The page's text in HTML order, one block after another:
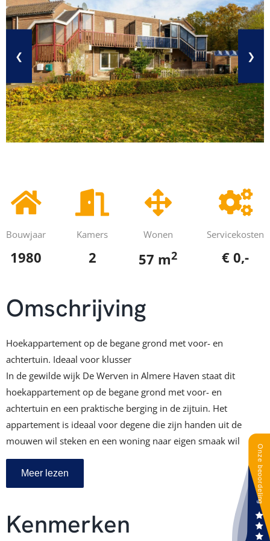
❮ ❯
Bouwjaar
1980
Kamers
2
Wonen
57 m2
Servicekosten
€ 0,-
Omschrijving
Hoekappartement op de begane grond met voor- en
achtertuin. Ideaal voor klusser
In de gewilde wijk De Werven in Almere Haven staat dit
hoekappartement op de begane grond met voor- en
achtertuin en een praktische berging in de zijtuin. Het
appartement is ideaal voor degene die zijn handen uit de
mouwen wil steken en een woning naar eigen smaak wil
afwerken.
________________________________________
Kenmerken
achtertuin
• Entreehal, woonkamer, keuken, slaapkamer en badkamer
Meer lezen
Kenmerken